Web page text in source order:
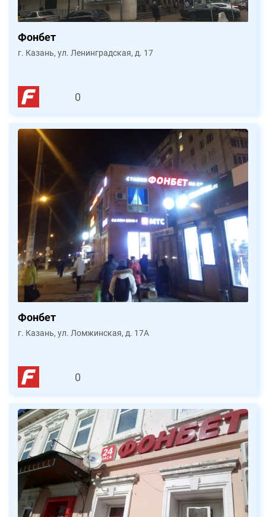
Фонбет
г. Казань, ул. Ленинградская, д. 17
0
Фонбет
г. Казань, ул. Ломжинская, д. 17А
0